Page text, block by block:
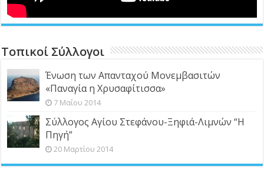
Τοπικοί Σύλλογοι
Ένωση των Απανταχού Μονεμβασιτών
«Παναγία η Χρυσαφίτισσα»
7 Μαΐου 2014
Σύλλογος Αγίου Στεφάνου-Ξηφιά-Λιμνών “Η
Πηγή”
20 Μαρτίου 2014